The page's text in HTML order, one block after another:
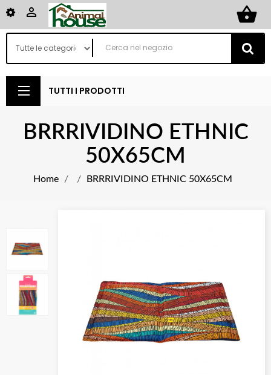
shopping_basket

TUTTI I PRODOTTI
BRRRIVIDINO ETHNIC
50X65CM
Home BRRRIVIDINO ETHNIC 50X65CM